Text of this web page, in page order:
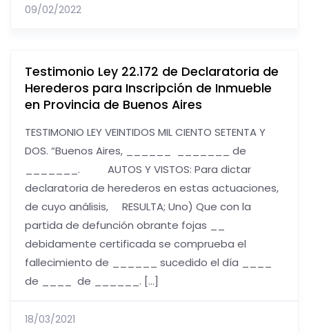
09/02/2022
Testimonio Ley 22.172 de Declaratoria de
Herederos para Inscripción de Inmueble
en Provincia de Buenos Aires
TESTIMONIO LEY VEINTIDOS MIL CIENTO SETENTA Y
DOS. “Buenos Aires, ______ _______ de
_______. AUTOS Y VISTOS: Para dictar
declaratoria de herederos en estas actuaciones,
de cuyo análisis, RESULTA; Uno) Que con la
partida de defunción obrante fojas __
debidamente certificada se comprueba el
fallecimiento de ______ sucedido el día ____
de ____ de ______. […]
18/03/2021